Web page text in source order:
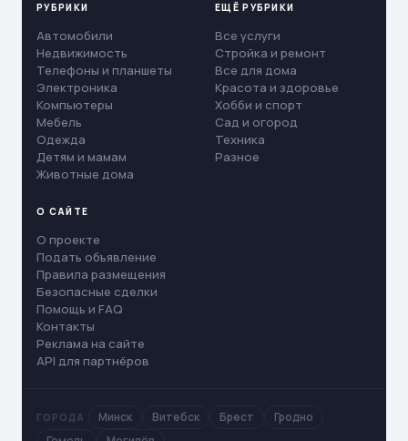
РУБРИКИ
Автомобили
Недвижимость
Телефоны и планшеты
Электроника
Компьютеры
Мебель
Одежда
Детям и мамам
Животные дома
ЕЩЁ РУБРИКИ
Все услуги
Стройка и ремонт
Все для дома
Красота и здоровье
Хобби и спорт
Сад и огород
Техника
Разное
О САЙТЕ
О проекте
Подать объявление
Правила размещения
Безопасные сделки
Помощь и FAQ
Контакты
Реклама на сайте
API для партнёров
ГОРОДА Минск Витебск Брест
Гродно